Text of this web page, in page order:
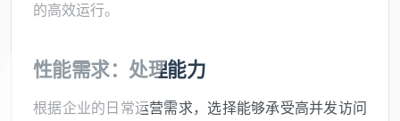
的高效运行。
性能需求：处理能力
根据企业的日常运营需求，选择能够承受高并发访问